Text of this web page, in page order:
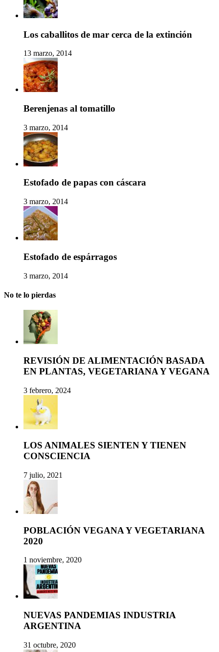
Los caballitos de mar cerca de la extinción
13 marzo, 2014
Berenjenas al tomatillo
3 marzo, 2014
Estofado de papas con cáscara
3 marzo, 2014
Estofado de espárragos
3 marzo, 2014
No te lo pierdas
REVISIÓN DE ALIMENTACIÓN BASADA
EN PLANTAS, VEGETARIANA Y VEGANA
3 febrero, 2024
LOS ANIMALES SIENTEN Y TIENEN
CONSCIENCIA
7 julio, 2021
POBLACIÓN VEGANA Y VEGETARIANA
2020
1 noviembre, 2020
NUEVAS PANDEMIAS INDUSTRIA
ARGENTINA
31 octubre, 2020